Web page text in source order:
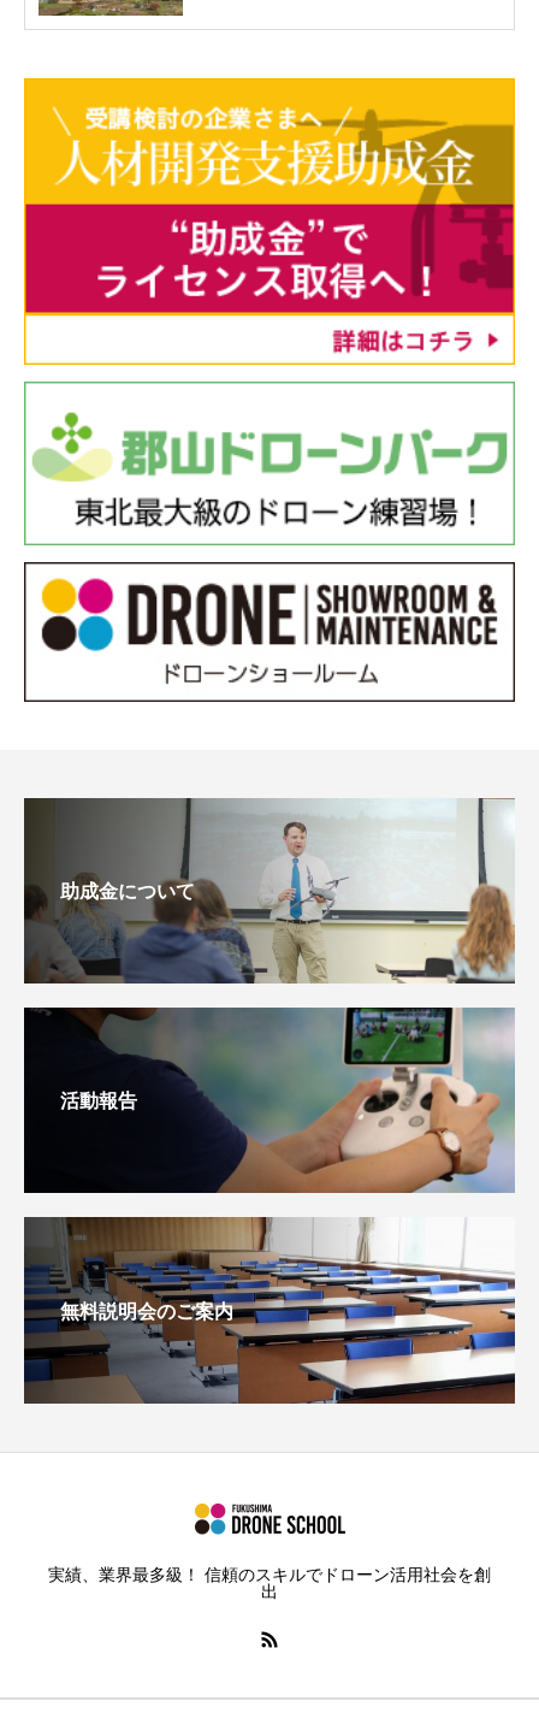
助成金について
活動報告
無料説明会のご案内
実績、業界最多級！ 信頼のスキルでドローン活用社会を創
出